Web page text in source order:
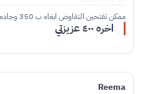
ممكن تفتحين التفاوض ابغاه ب 350 وجاده
اخره ٤٠٠ عزيزتي
Reema